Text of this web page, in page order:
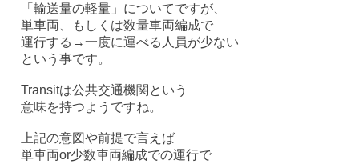
「輸送量の軽量」についてですが、
単車両、もしくは数量車両編成で
運行する→一度に運べる人員が少ない
という事です。
Transitは公共交通機関という
意味を持つようですね。
上記の意図や前提で言えば
単車両or少数車両編成での運行で